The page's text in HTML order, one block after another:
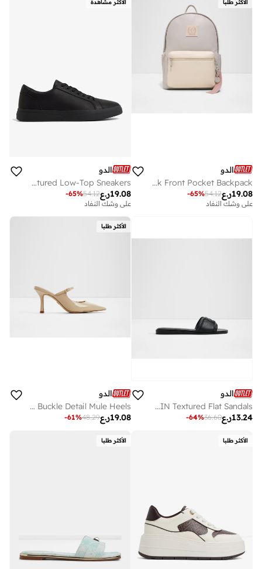
الأكثر طلبا
الدو
THALI Color Block Front Pocket Backpack
ر.ع19.08
54.12
-65%
على وشك النفاد
الأكثر مشاهدة
الدو
SCOTTIEE Textured Low-Top Sneakers
ر.ع19.08
54.12
-65%
على وشك النفاد
الدو
LIAUDIN Textured Flat Sandals
ر.ع13.24
36.60
-64%
الأكثر طلبا
الدو
CINCINNATI Buckle Detail Mule Heels
ر.ع19.08
48.29
-61%
الأكثر طلبا الأكثر طلبا